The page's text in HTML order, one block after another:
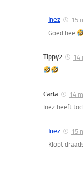
Inez
15
Goed hee
Tippy2 14
Carla
14
Inez heeft
Inez
15
Klopt